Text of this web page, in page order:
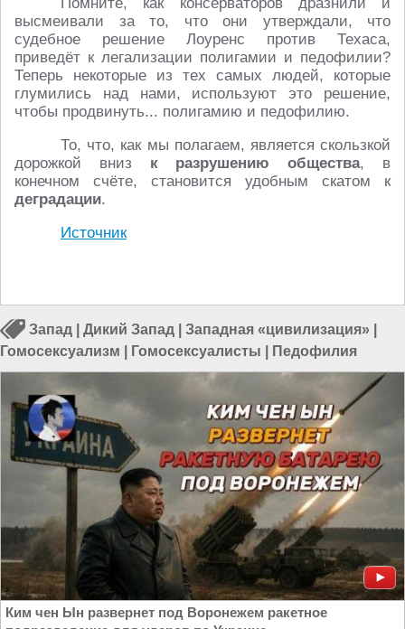
высмеивали за то, что они утверждали, что
судебное решение Лоуренс против Техаса,
приведёт к легализации полигамии и педофилии?
Теперь некоторые из тех самых людей, которые
глумились над нами, используют это решение,
чтобы продвинуть... полигамию и педофилию.
То, что, как мы полагаем, является скользкой
дорожкой вниз к разрушению общества, в
конечном счёте, становится удобным скатом к
деградации.
Источник
Запад Дикий Запад Западная «цивилизация»
Гомосексуализм
Гомосексуалисты Педофилия
Ким чен Ын развернет под Воронежем ракетное